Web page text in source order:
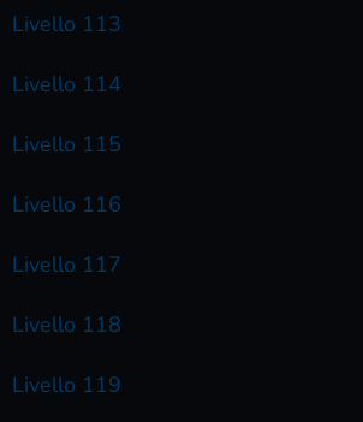
Livello 113
Livello 114
Livello 115
Livello 116
Livello 117
Livello 118
Livello 119